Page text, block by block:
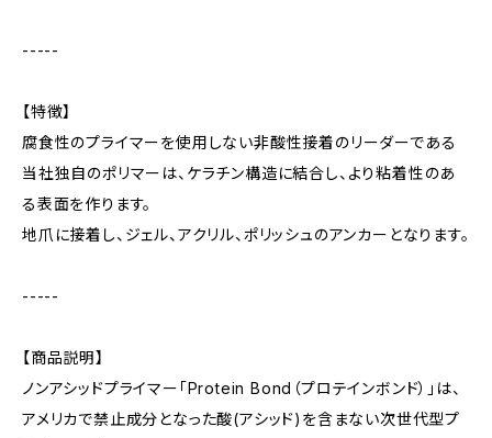
-----
【特徴】
腐食性のプライマーを使用しない非酸性接着のリーダーである
当社独自のポリマーは、ケラチン構造に結合し、より粘着性のあ
る表面を作ります。
地爪に接着し、ジェル、アクリル、ポリッシュのアンカーとなります。
-----
【商品説明】
ノンアシッドプライマー「Protein Bond（プロテインボンド）」は、
アメリカで禁止成分となった酸(アシッド)を含まない次世代型プ